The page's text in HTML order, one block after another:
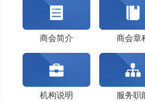
转发佛山市自然资源局顺德分
佛山市顺德区住房城乡建设和
关于交纳2024年度会费的通知
商会简介 商会章
机构说明 服务职